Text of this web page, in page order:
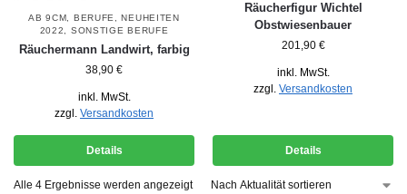
AB 9CM BERUFE ,NEUHEITEN
2022
SONSTIGE BERUFE
Räuchermann Landwirt, farbig
38,90 €
inkl. MwSt.
zzgl. Versandkosten
Details
Räucherfigur Wichtel
Obstwiesenbauer
201,90 €
inkl. MwSt.
zzgl. Versandkosten
Details
Alle 4 Ergebnisse werden angezeigt